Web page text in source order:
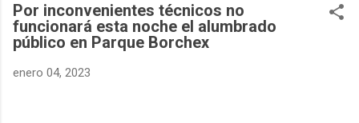
Por inconvenientes técnicos no
funcionará esta noche el alumbrado
público en Parque Borchex
enero 04, 2023